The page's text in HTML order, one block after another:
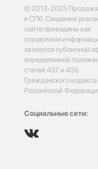
© 2013-2025 Продажа
в СПб. Сведения
сайте приведены как
справочная
являются публичной
определяемой
статей 437 и 435
Гражданского кодекса
Российской
Социальные сети: